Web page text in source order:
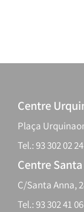
Centre
Plaça
Tel.: 93 302 02 24
Centre
C/Santa Anna,
Tel.: 93 302 41 06